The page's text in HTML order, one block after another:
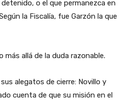
o el que permanezca en
la Fiscalía, fue Garzón la que
allá de la duda razonable.
alegatos de cierre: Novillo y
cuenta de que su misión en el